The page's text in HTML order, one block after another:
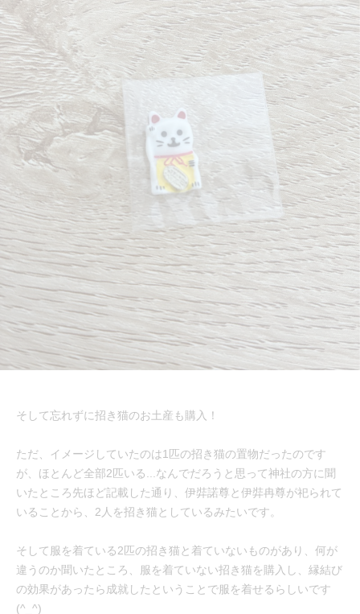
そして忘れずに招き猫のお土産も購入！
ただ、イメージしていたのは1匹の招き猫の置物だったのです
が、ほとんど全部2匹いる...なんでだろうと思って神社の方に聞
いたところ先ほど記載した通り、伊弉諾尊と伊弉冉尊が祀られて
いることから、2人を招き猫としているみたいです。
そして服を着ている2匹の招き猫と着ていないものがあり、何が
違うのか聞いたところ、服を着ていない招き猫を購入し、縁結び
の効果があったら成就したということで服を着せるらしいです
(^_^)